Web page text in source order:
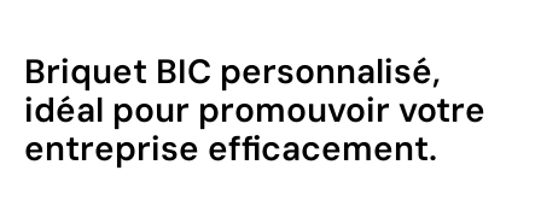
Briquet BIC personnalisé,
idéal pour promouvoir votre
entreprise efficacement.